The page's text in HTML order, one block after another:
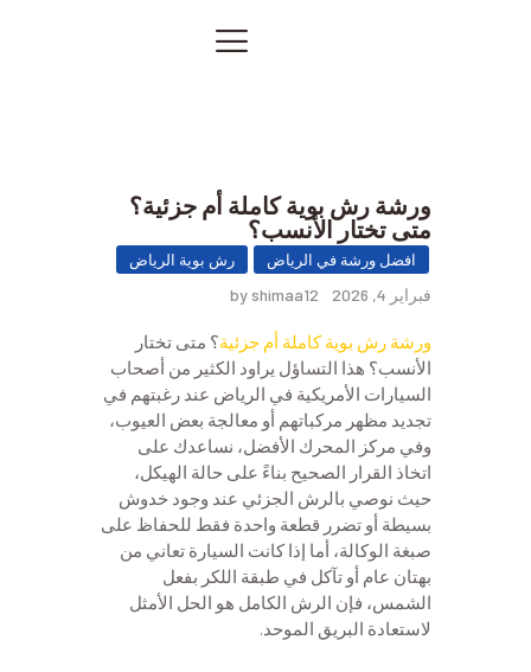
المقالات
PRIVACY POLICY
ورشة رش بوية كاملة أم جزئية؟
متى تختار الأنسب؟
افضل ورشة في الرياض رش بوية الرياض
فبراير 4, 2026 by shimaa12
ورشة رش بوية كاملة أم جزئية؟ متى تختار
الأنسب؟ هذا التساؤل يراود الكثير من أصحاب
السيارات الأمريكية في الرياض عند رغبتهم في
تجديد مظهر مركباتهم أو معالجة بعض العيوب،
وفي مركز المحرك الأفضل، نساعدك على
اتخاذ القرار الصحيح بناءً على حالة الهيكل،
حيث نوصي بالرش الجزئي عند وجود خدوش
بسيطة أو تضرر قطعة واحدة فقط للحفاظ على
صبغة الوكالة، أما إذا كانت السيارة تعاني من
بهتان عام أو تآكل في طبقة اللكر بفعل
الشمس، فإن الرش الكامل هو الحل الأمثل
لاستعادة البريق الموحد.